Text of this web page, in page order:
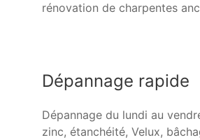
rénovation de charpentes
Dépannage rapide
Dépannage du lundi au
zinc, étanchéité, Velux,